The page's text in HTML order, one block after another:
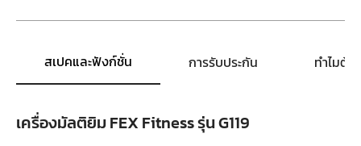
สเปคและฟังก์ชั่น การรับประกัน ทำไมต้
เครื่องมัลติยิม FEX Fitness รุ่น G119